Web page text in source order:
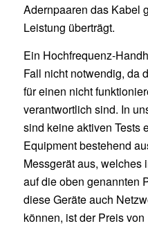
Adernpaaren das Kabel
Leistung überträgt.
Ein Hochfrequenz-
Fall nicht notwendig, da
für einen nicht
verantwortlich sind. In
sind keine aktiven Tests
Equipment bestehend
Messgerät aus, welches
auf die oben genannten
diese Geräte auch
können, ist der Preis